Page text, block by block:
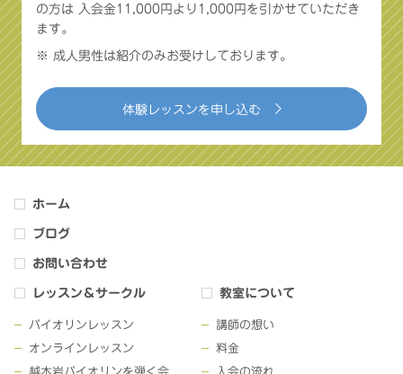
の方は 入会金11,000円より1,000円を引かせていただき
ます。
※ 成人男性は紹介のみお受けしております。
体験レッスンを申し込む
ホーム
ブログ
お問い合わせ
レッスン＆サークル
バイオリンレッスン
オンラインレッスン
越木岩バイオリンを弾く会
教室について
講師の想い
料金
入会の流れ